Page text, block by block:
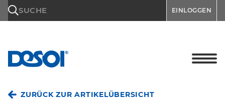
SUCHE EINLOGGEN
ZURÜCK ZUR ARTIKELÜBERSICHT